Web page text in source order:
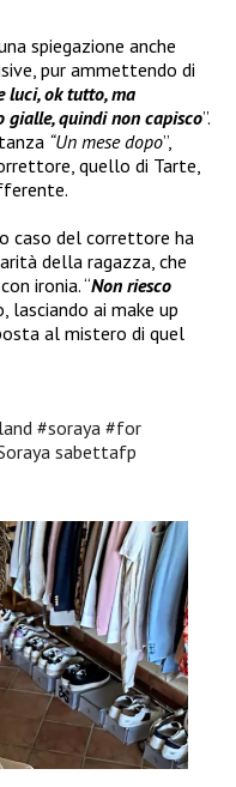
spiegazione anche
pur ammettendo di
luci, ok tutto, ma
gialle, quindi non capisco”.
“Un mese dopo”,
quello di Tarte,
caso del correttore ha
della ragazza, che
ironia. “Non riesco
lasciando ai make up
al mistero di quel
#soraya #for
sabettafp